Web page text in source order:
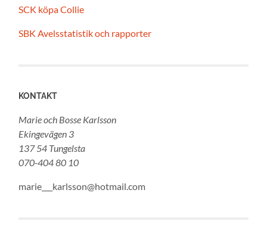
SCK köpa Collie
SBK Avelsstatistik och rapporter
KONTAKT
Marie och Bosse Karlsson
Ekingevägen 3
137 54 Tungelsta
070-404 80 10
marie___karlsson@hotmail.com